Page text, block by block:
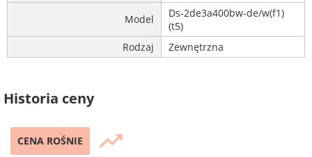
Model
Ds-2de3a400bw-de/w(f1)
(t5)
Rodzaj
Zewnętrzna
Historia ceny
CENA ROŚNIE trending_up